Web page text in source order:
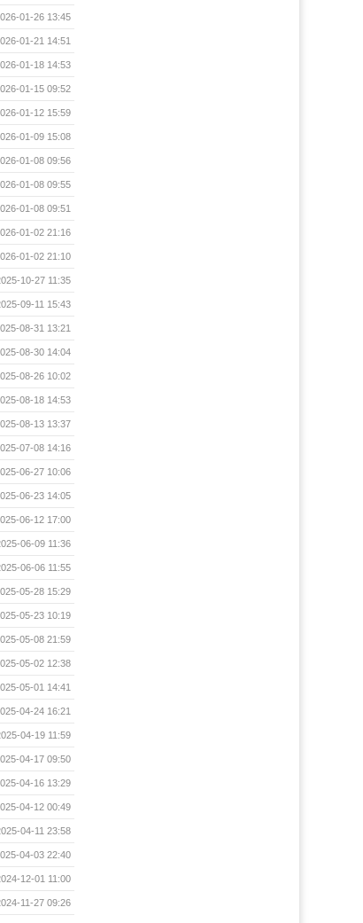
01-26 13:45
01-21 14:51
01-18 14:53
01-15 09:52
01-12 15:59
01-09 15:08
01-08 09:56
01-08 09:55
01-08 09:51
01-02 21:16
01-02 21:10
10-27 11:35
09-11 15:43
08-31 13:21
08-30 14:04
08-26 10:02
08-18 14:53
08-13 13:37
07-08 14:16
06-27 10:06
06-23 14:05
06-12 17:00
06-09 11:36
06-06 11:55
05-28 15:29
05-23 10:19
05-08 21:59
05-02 12:38
05-01 14:41
04-24 16:21
04-19 11:59
04-17 09:50
04-16 13:29
04-12 00:49
04-11 23:58
04-03 22:40
12-01 11:00
11-27 09:26